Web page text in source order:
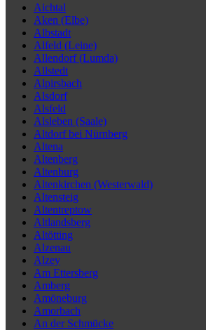
Aichtal
Aken (Elbe)
Albstadt
Alfeld (Leine)
Allendorf (Lumda)
Allstedt
Alpirsbach
Alsdorf
Alsfeld
Alsleben (Saale)
Altdorf bei Nürnberg
Altena
Altenberg
Altenburg
Altenkirchen (Westerwald)
Altensteig
Altentreptow
Altlandsberg
Altötting
Alzenau
Alzey
Am Ettersberg
Amberg
Amöneburg
Amorbach
An der Schmücke